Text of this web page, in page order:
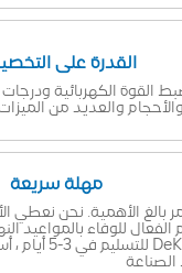
القدرة على
القوة الكهربائية ودرجات
والعديد من الميزات
مهلة سريعة
بالغ الأهمية. نحن نعطي
للوفاء بالمواعيد